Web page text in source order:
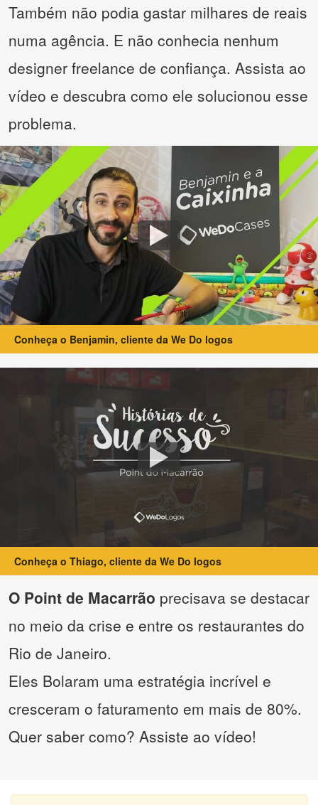
Também não podia gastar milhares de reais
numa agência. E não conhecia nenhum
designer freelance de confiança. Assista ao
vídeo e descubra como ele solucionou esse
problema.
Conheça o Benjamin, cliente da We Do logos
Conheça o Thiago, cliente da We Do logos
O Point de Macarrão precisava se destacar
no meio da crise e entre os restaurantes do
Rio de Janeiro.
Eles Bolaram uma estratégia incrível e
cresceram o faturamento em mais de 80%.
Quer saber como? Assiste ao vídeo!